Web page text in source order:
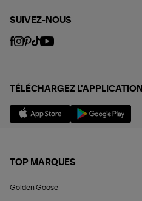
SUIVEZ-NOUS
TÉLÉCHARGEZ L'APPLICATION
TOP MARQUES
Golden Goose